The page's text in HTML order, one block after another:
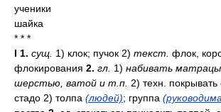
ученики
шайка
* * *
I 1. сущ. 1) клок; пучок 2) текст. флок,
флокирования 2. гл. 1) набивать
шерстью, ватой и т.п. 2) техн.
стадо 2) толпа (людей); группа